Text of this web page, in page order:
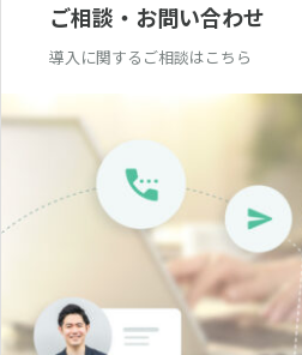
ご相談・お問い合わせ
導入に関するご相談はこちら